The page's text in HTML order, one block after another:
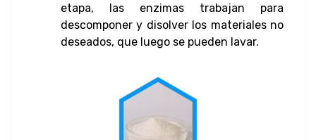
etapa, las enzimas trabajan para
descomponer y disolver los materiales no
deseados, que luego se pueden lavar.